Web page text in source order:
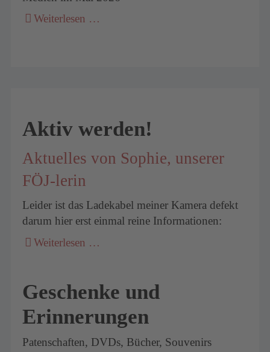
Weiterlesen …
Aktiv werden!
Aktuelles von Sophie, unserer
FÖJ-lerin
Leider ist das Ladekabel meiner Kamera defekt
darum hier erst einmal reine Informationen:
Weiterlesen …
Geschenke und
Erinnerungen
Patenschaften, DVDs, Bücher, Souvenirs